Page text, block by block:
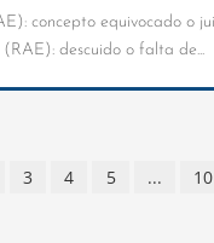
concepto equivocado o
descuido o falta de...
3 4 5 ... 10